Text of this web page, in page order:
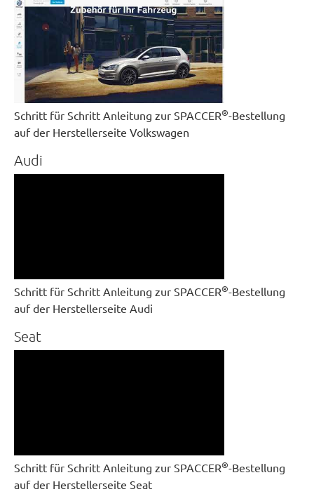
Schritt für Schritt Anleitung zur SPACCER®-Bestellung
auf der Herstellerseite Volkswagen
Audi
Schritt für Schritt Anleitung zur SPACCER®-Bestellung
auf der Herstellerseite Audi
Seat
Schritt für Schritt Anleitung zur SPACCER®-Bestellung
auf der Herstellerseite Seat